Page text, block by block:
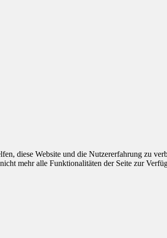
diese Website und die Nutzererfahrung zu
mehr alle Funktionalitäten der Seite zur